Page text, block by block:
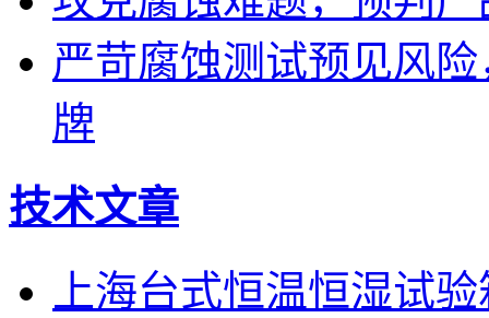
严苛腐蚀测试预见风
牌
技术文章
上海台式恒温恒湿试